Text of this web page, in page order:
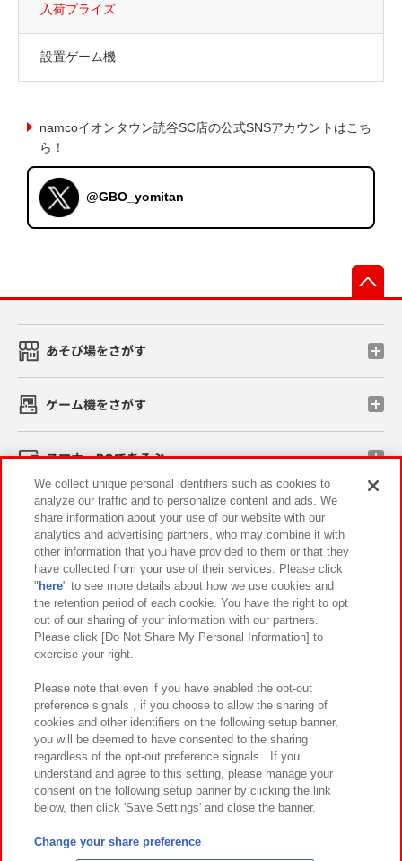
入荷プライズ
設置ゲーム機
namcoイオンタウン読谷SC店の公式SNSアカウントはこち
ら！
@GBO_yomitan
あそび場をさがす
ゲーム機をさがす
スマホ・PCであそぶ
イベント・キャンペーン
関連会社 サステナビリティ サイトポリシー
プライバシーポリシー ウェブアクセシビリティ方針と検証結果
お取引先さまとともに
カスタマーハラスメント対応方針 よくあるご質問・お問い合わせ
©Bandai Namco Amusement Inc.
©Bandai Namco Amusement Lab Inc.
We collect unique personal identifiers such as cookies to
analyze our traffic and to personalize content and ads. We
share information about your use of our website with our
analytics and advertising partners, who may combine it with
other information that you have provided to them or that they
have collected from your use of their services. Please click
" here" to see more details about how we use cookies and
the retention period of each cookie. You have the right to opt
out of our sharing of your information with our partners.
Please click [Do Not Share My Personal Information] to
exercise your right.
Please note that even if you have enabled the opt-out
preference signals , if you choose to allow the sharing of
cookies and other identifiers on the following setup banner,
you will be deemed to have consented to the sharing
regardless of the opt-out preference signals . If you
understand and agree to this setting, please manage your
consent on the following setup banner by clicking the link
below, then click 'Save Settings' and close the banner.
Change your share preference